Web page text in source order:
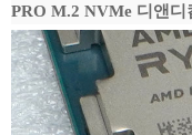
PRO M.2 NVMe 디앤디